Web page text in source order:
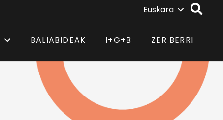
Euskara
BALIABIDEAK I+G+B ZER BERRI